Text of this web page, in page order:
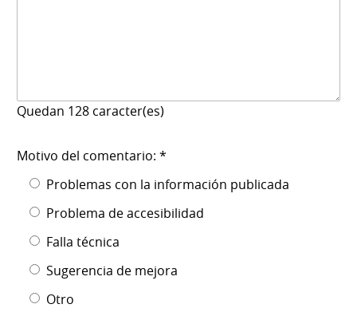
Quedan 128 caracter(es)
Motivo del comentario: *
Problemas con la información publicada
Problema de accesibilidad
Falla técnica
Sugerencia de mejora
Otro